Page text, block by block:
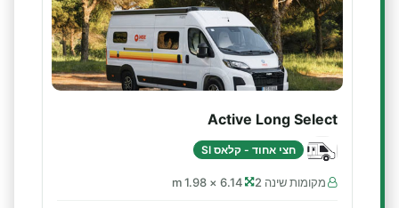
Active Long Select
חצי אחוד - קלאס SI
מקומות שינה 2 6.14 × 1.98 m